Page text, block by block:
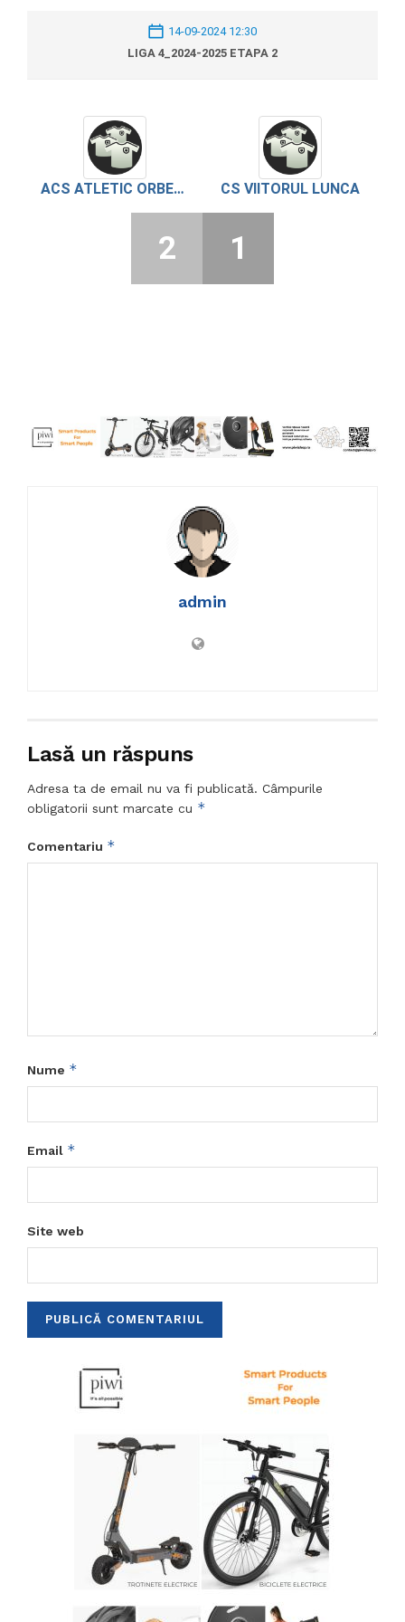
14-09-2024 12:30
LIGA 4_2024-2025 ETAPA 2
ACS ATLETIC ORBEASCA CS VIITORUL LUNCA
2 1
admin
Lasă un răspuns
Adresa ta de email nu va fi publicată. Câmpurile
obligatorii sunt marcate cu *
Comentariu *
Nume *
Email *
Site web